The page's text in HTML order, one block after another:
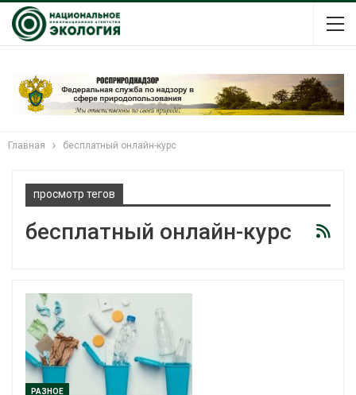
Главная бесплатный онлайн-курс
просмотр тегов
бесплатный онлайн-курс
РАЗНОЕ